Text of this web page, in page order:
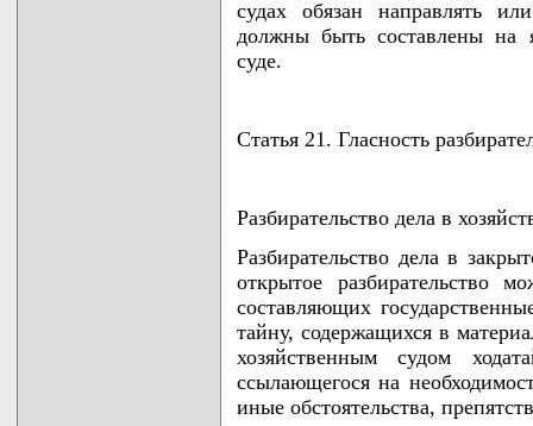
судах обязан направлять
должны быть составлены на
суде.
Статья 21. Гласность
Разбирательство дела в
Разбирательство дела в
открытое разбирательство
составляющих
тайну, содержащихся в
хозяйственным судом
ссылающегося на
иные обстоятельства,